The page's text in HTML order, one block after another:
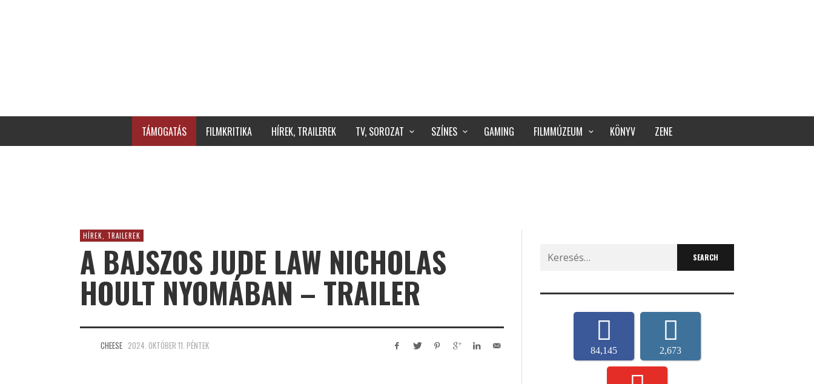
TÁMOGATÁS FILMKRITIKA HÍREK, TRAILEREK TV, SOROZAT SZÍNES GAMING FILMMÚZEUM KÖNYV ZENE
HÍREK, TRAILEREK
A BAJSZOS JUDE LAW NICHOLAS
HOULT NYOMÁBAN – TRAILER
CHEESE 2024. OKTÓBER 11. PÉNTEK
Search
for:
84,145 2,673